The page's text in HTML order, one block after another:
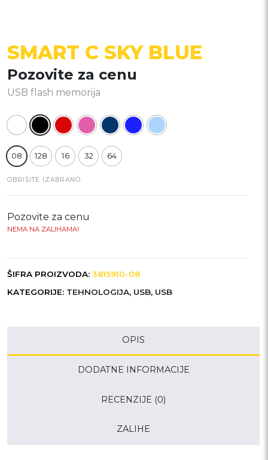
SMART C SKY BLUE
Pozovite za cenu
USB flash memorija
08 128 16 32 64
OBRIŠITE IZABRANO
Pozovite za cenu
NEMA NA ZALIHAMA!
ŠIFRA PROIZVODA: 3815910-08
KATEGORIJE: TEHNOLOGIJA, USB, USB
OPIS
DODATNE INFORMACIJE
RECENZIJE (0)
ZALIHE